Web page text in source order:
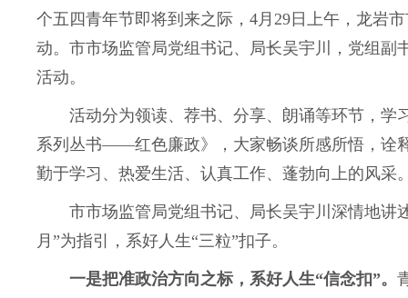
个五四青年节即将到来之际，4月29日上午，龙岩
动。市市场监管局党组书记、局长吴宇川，党组
活动。
活动分为领读、荐书、分享、朗诵等环节，学
系列丛书——红色廉政》，大家畅谈所感所悟，诠
勤于学习、热爱生活、认真工作、蓬勃向上的风采
市市场监管局党组书记、局长吴宇川深情地讲
月”为指引，系好人生“三粒”扣子。
一是把准政治方向之标，系好人生“信念扣”。